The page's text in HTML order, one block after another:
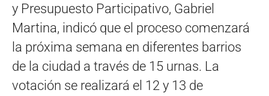
y Presupuesto Participativo, Gabriel
Martina, indicó que el proceso comenzará
la próxima semana en diferentes barrios
de la ciudad a través de 15 urnas. La
votación se realizará el 12 y 13 de